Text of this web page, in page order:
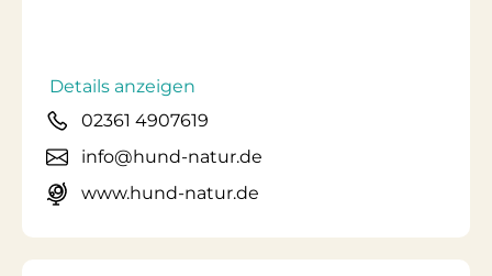
Details anzeigen
02361 4907619
info@hund-natur.de
www.hund-natur.de